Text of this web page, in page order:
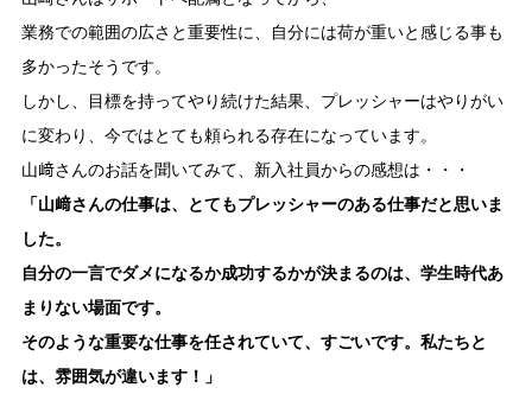
業務での範囲の広さと重要性に、自分には荷が重いと感じる事も
多かったそうです。
しかし、目標を持ってやり続けた結果、プレッシャーはやりがい
に変わり、今ではとても頼られる存在になっています。
山﨑さんのお話を聞いてみて、新入社員からの感想は・・・
「山﨑さんの仕事は、とてもプレッシャーのある仕事だと思いま
した。
自分の一言でダメになるか成功するかが決まるのは、学生時代あ
まりない場面です。
そのような重要な仕事を任されていて、すごいです。私たちと
は、雰囲気が違います！」